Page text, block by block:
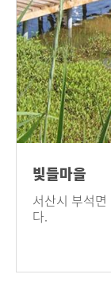
빛들마을
서산시 부석
다.